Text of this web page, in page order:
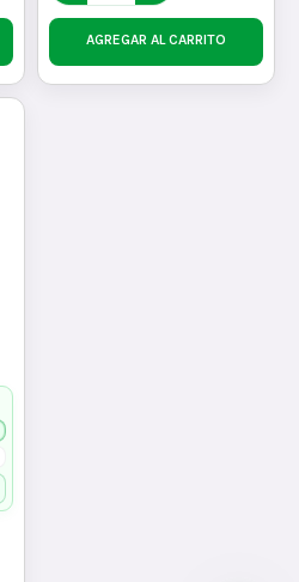
AGREGAR AL CARRITO